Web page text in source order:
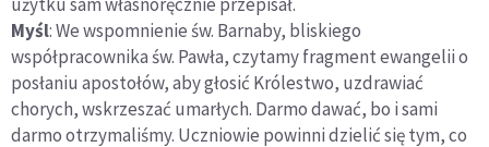
Myśl: We wspomnienie św. Barnaby, bliskiego
współpracownika św. Pawła, czytamy fragment ewangelii o
posłaniu apostołów, aby głosić Królestwo, uzdrawiać
chorych, wskrzeszać umarłych. Darmo dawać, bo i sami
darmo otrzymaliśmy. Uczniowie powinni dzielić się tym, co